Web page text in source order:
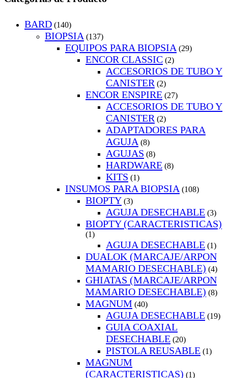
BARD (140)
BIOPSIA (137)
EQUIPOS PARA BIOPSIA (29)
ENCOR CLASSIC (2)
ACCESORIOS DE TUBO Y
CANISTER (2)
ENCOR ENSPIRE (27)
ACCESORIOS DE TUBO Y
CANISTER (2)
ADAPTADORES PARA
AGUJA (8)
AGUJAS (8)
HARDWARE (8)
KITS (1)
INSUMOS PARA BIOPSIA (108)
BIOPTY (3)
AGUJA DESECHABLE (3)
BIOPTY (CARACTERISTICAS)
(1)
AGUJA DESECHABLE (1)
DUALOK (MARCAJE/ARPON
MAMARIO DESECHABLE) (4)
GHIATAS (MARCAJE/ARPON
MAMARIO DESECHABLE) (8)
MAGNUM (40)
AGUJA DESECHABLE (19)
GUIA COAXIAL
DESECHABLE (20)
PISTOLA REUSABLE (1)
MAGNUM
(CARACTERISTICAS) (1)